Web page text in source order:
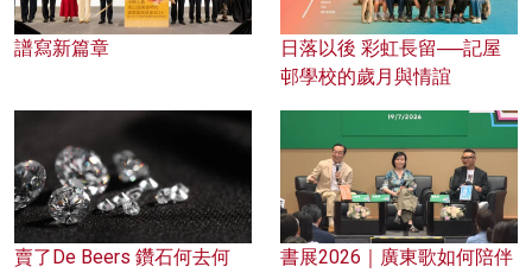
譜寫新篇章
日落以後 彩虹長留──記屋
邨學校的歲月與情誼
賣了De Beers 鑽石何去何
書展2026｜廣東歌如何陪伴